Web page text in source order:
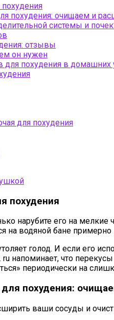
похудения: очищаем и
системы и
отзывы
он нужен
похудения в домашних
для похудения
похудения
нарубите его на мелкие
на водяной бане
голод. И если его
ru напоминает, что
периодически на
похудения:
ваши сосуды и